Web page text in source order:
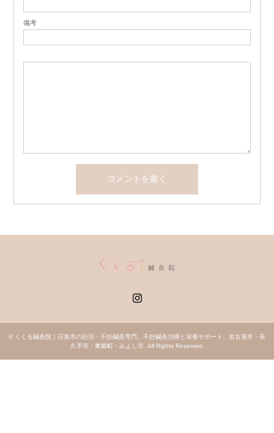
備考
© くくる鍼灸院｜日進市の妊活・不妊鍼灸専門。不妊鍼灸治療と栄養サポート。名古屋市・長
久手市・東郷町・みよし市. All Rights Reserved.